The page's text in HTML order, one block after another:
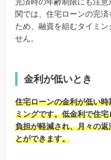
完済時の年齢制限にも注
関では、住宅ローンの完
ため、融資を組むタイミ
せん。
金利が低いとき
住宅ローンの金利が低い
ミングです。低金利で住
負担が軽減され、月々の
とができます。